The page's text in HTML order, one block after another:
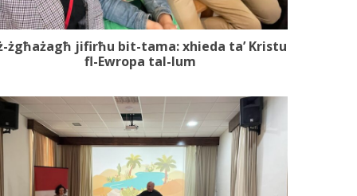
żgħażagħ jifirħu bit-tama: xhieda ta’ Kristu
fl-Ewropa tal-lum